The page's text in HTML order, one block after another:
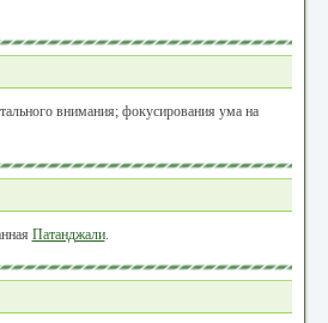
внимания; фокусирования ума на
Патанджали.